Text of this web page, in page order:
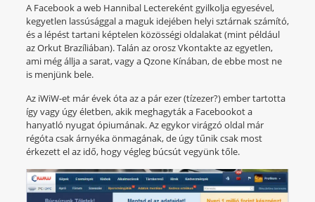
A Facebook a web Hannibal Lectereként gyilkolja egyesével,
kegyetlen lassúsággal a maguk idejében helyi sztárnak számító,
és a lépést tartani képtelen közösségi oldalakat (mint például
az Orkut Brazíliában). Talán az orosz Vkontakte az egyetlen,
ami még állja a sarat, vagy a Qzone Kínában, de ebbe most ne
is menjünk bele.
Az iWiW-et már évek óta az a pár ezer (tízezer?) ember tartotta
így vagy úgy életben, akik meghagyták a Facebookot a
hanyatló nyugat ópiumának. Az egykor virágzó oldal már
régóta csak árnyéka önmagának, de úgy tűnik csak most
érkezett el az idő, hogy végleg búcsút vegyünk tőle.